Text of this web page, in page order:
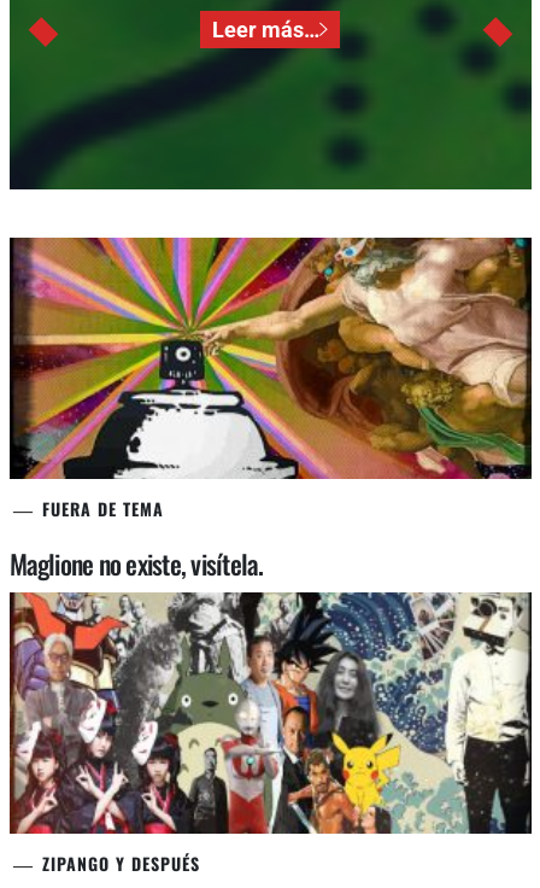
Leer más…
FUERA DE TEMA
Maglione no existe, visítela.
ZIPANGO Y DESPUÉS